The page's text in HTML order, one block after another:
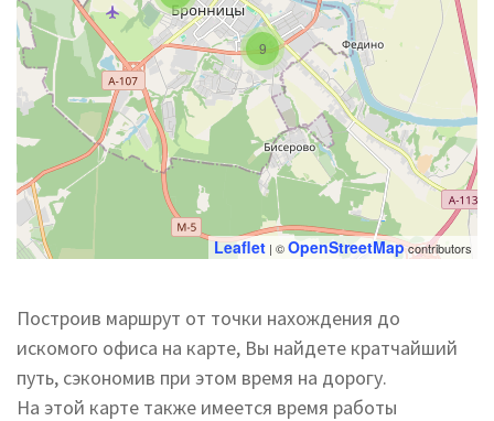
9
Leaflet | ©OpenStreetMapcontributors
Построив маршрут от точки нахождения до
искомого офиса на карте, Вы найдете кратчайший
путь, сэкономив при этом время на дорогу.
На этой карте также имеется время работы